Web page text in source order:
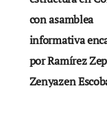
con asamblea
informativa
por Ramírez
Zenyazen